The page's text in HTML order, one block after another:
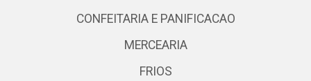
CONFEITARIA E PANIFICACAO
MERCEARIA
FRIOS